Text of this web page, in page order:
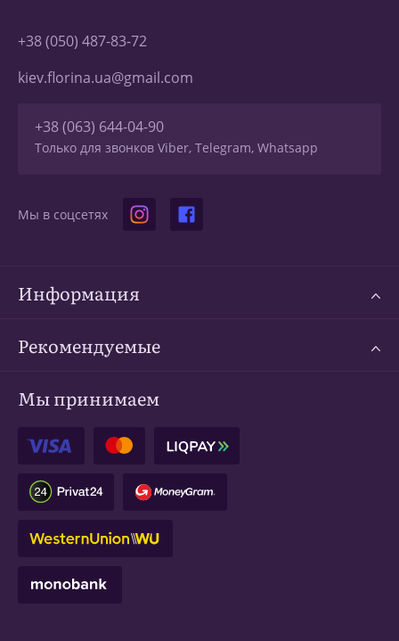
+38 (050) 487-83-72
kiev.florina.ua@gmail.com
+38 (063) 644-04-90
Только для звонков Viber, Telegram, Whatsapp
Мы в соцсетях
Информация
Рекомендуемые
Мы принимаем